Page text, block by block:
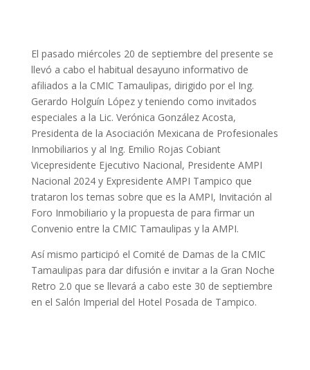
El pasado miércoles 20 de septiembre del presente se
llevó a cabo el habitual desayuno informativo de
afiliados a la CMIC Tamaulipas, dirigido por el Ing.
Gerardo Holguín López y teniendo como invitados
especiales a la Lic. Verónica González Acosta,
Presidenta de la Asociación Mexicana de Profesionales
Inmobiliarios y al Ing. Emilio Rojas Cobiant
Vicepresidente Ejecutivo Nacional, Presidente AMPI
Nacional 2024 y Expresidente AMPI Tampico que
trataron los temas sobre que es la AMPI, Invitación al
Foro Inmobiliario y la propuesta de para firmar un
Convenio entre la CMIC Tamaulipas y la AMPI.
Así mismo participó el Comité de Damas de la CMIC
Tamaulipas para dar difusión e invitar a la Gran Noche
Retro 2.0 que se llevará a cabo este 30 de septiembre
en el Salón Imperial del Hotel Posada de Tampico.